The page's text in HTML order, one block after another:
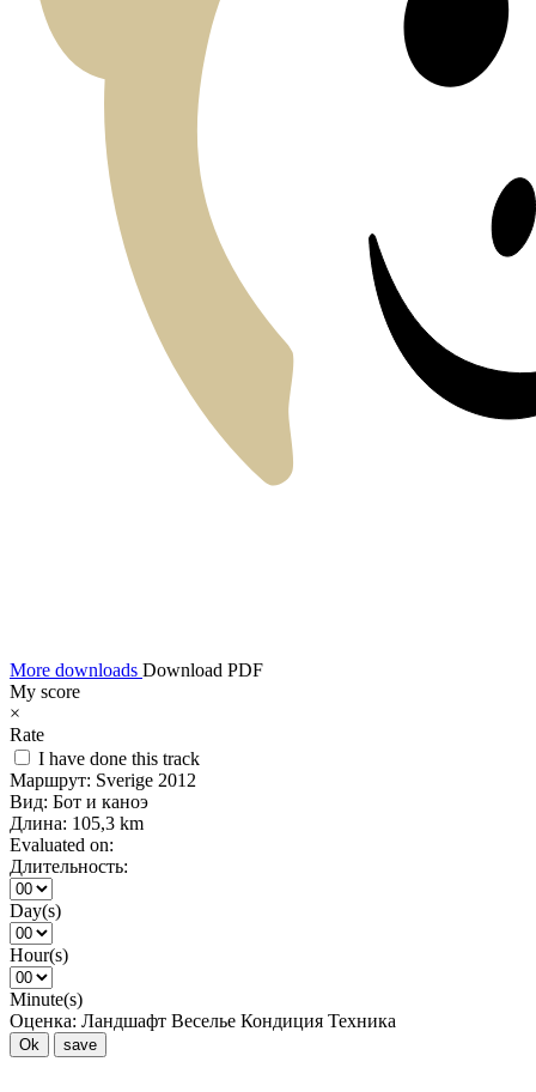
More downloads Download PDF
My score
×
Rate
I have done this track
Маршрут: Sverige 2012
Вид: Бот и каноэ
Длина: 105,3 km
Evaluated on:
Длительность:
Day(s)
Hour(s)
Minute(s)
Оценка: Ландшафт Веселье Кондиция Техника
Ok save